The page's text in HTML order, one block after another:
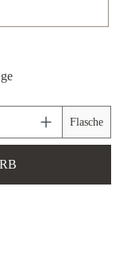
Wert
Flasche